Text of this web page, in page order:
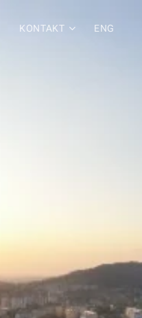
KONTAKT ENG